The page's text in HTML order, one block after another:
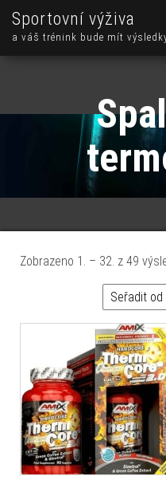
Sportovní výživa
a váš trénink bude mít
Zobrazeno 1. – 32. z 49